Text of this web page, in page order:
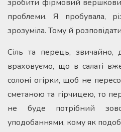
зробити фірмовий
проблеми. Я пробувала,
зрозуміла. Тому й
Сіль та перець,
враховуємо, що в салаті
солоні огірки, щоб не
сметаною та гірчицею, то
не буде потрібний
уподобаннями, кому як